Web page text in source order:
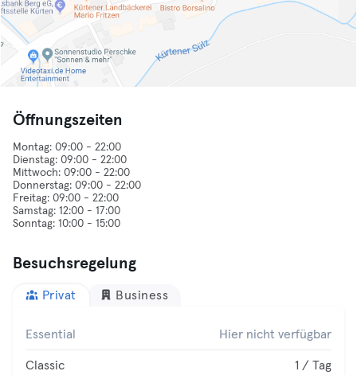
Öffnungszeiten
Montag: 09:00 - 22:00
Dienstag: 09:00 - 22:00
Mittwoch: 09:00 - 22:00
Donnerstag: 09:00 - 22:00
Freitag: 09:00 - 22:00
Samstag: 12:00 - 17:00
Besuchsregelung
Privat Business
Essential Hier nicht verfügbar
Classic 1 / Tag